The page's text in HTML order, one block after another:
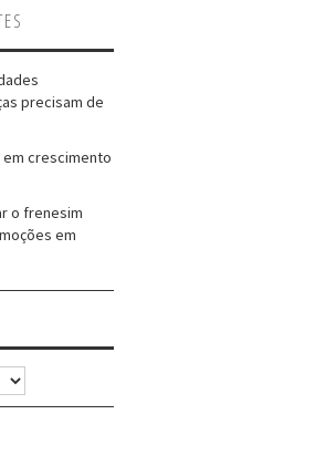
precisam de
em crescimento
o frenesim
em